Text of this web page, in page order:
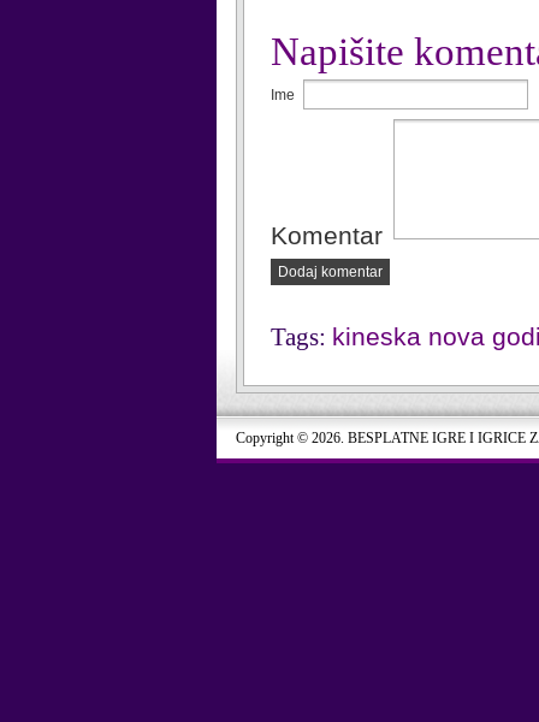
Napišite
Ime
Komentar
Dodaj komentar
Tags: kineska nova
Copyright © 2026. BESPLATNE IGRE I IGRICE